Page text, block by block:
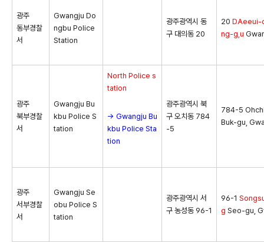
광주
동부경찰
서
Gwangju Do
ngbu Police
Station
광주광역시 동
구 대의동 20
20 DAeeui-
ng-g,u
광주
북부경찰
서
Gwangju Bu
kbu Police S
tation
North Police s
tation
→ Gwangju Bu
kbu Police Sta
tion
광주광역시 북
구 오치동 784
-5
784-5
Buk-gu,
광주
서부경찰
서
Gwangju Se
obu Police S
tation
광주광역시 서
구 농성동 96-1
96-1
g Seo-gu,